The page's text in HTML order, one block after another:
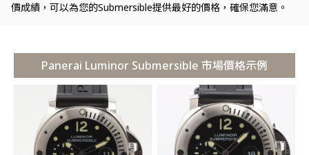
價成績，可以為您的Submersible提供最好的價格，確保您滿意。
Panerai Luminor Submersible 市場價格示例